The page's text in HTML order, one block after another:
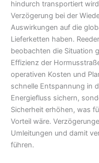
hindurch transportiert
Verzögerung bei der
Auswirkungen auf die
Lieferketten haben.
beobachten die Situation
Effizienz der
operativen Kosten und
schnelle Entspannung in
Energiefluss sichern,
Sicherheit erhöhen, was
Vorteil wäre.
Umleitungen und damit
führen.